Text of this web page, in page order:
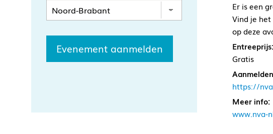
Evenement aanmelden
Er is een
Vind je
op deze
Entreeprijs:
Gratis
https://
Meer info:
www.nva-